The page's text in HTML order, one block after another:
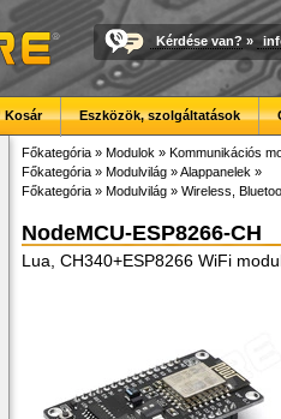
Kérdése van? »
Kosár Eszközök, szolgáltatások
Főkategória » Modulok » Kommunikációs
Főkategória » Modulvilág »Alappanelek »
Főkategória » Modulvilág » Wireless,
NodeMCU-ESP8266-CH
Lua, CH340+ESP8266 WiFi